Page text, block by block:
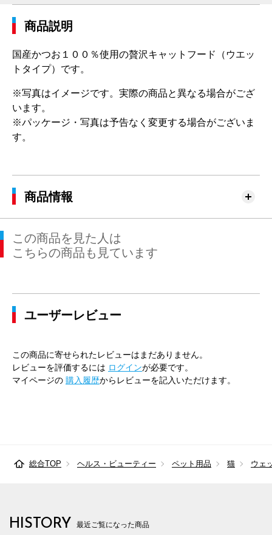
商品説明
国産かつお１００％使用の贅沢キャットフード（ウエッ
トタイプ）です。
※写真はイメージです。実際の商品と異なる場合がござ
います。
※パッケージ・写真は予告なく変更する場合がございま
す。
商品情報
この商品を見た人は
こちらの商品も見ています
ユーザーレビュー
この商品に寄せられたレビューはまだありません。
レビューを評価するには ログインが必要です。
マイページの 購入履歴からレビューを記入いただけます。
総合TOP ヘルス・ビューティー ペット用品 猫 ウェ
HISTORY 最近ご覧になった商品